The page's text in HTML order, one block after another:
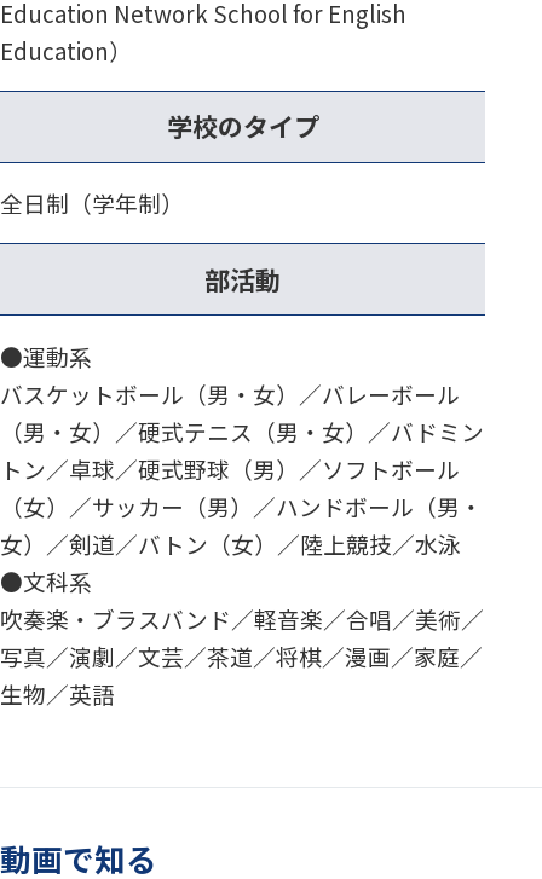
Education Network School for English
Education）
学校のタイプ
全日制（学年制）
部活動
●運動系
バスケットボール（男・女）／バレーボール
（男・女）／硬式テニス（男・女）／バドミン
トン／卓球／硬式野球（男）／ソフトボール
（女）／サッカー（男）／ハンドボール（男・
女）／剣道／バトン（女）／陸上競技／水泳
●文科系
吹奏楽・ブラスバンド／軽音楽／合唱／美術／
写真／演劇／文芸／茶道／将棋／漫画／家庭／
生物／英語
動画で知る